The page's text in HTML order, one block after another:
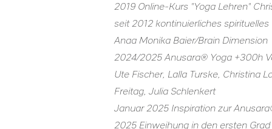
2019 Online-Kurs "Yoga Lehren"
seit 2012 kontinuierliches
Anaa Monika Baier/Brain Dimension
2024/2025 Anusara® Yoga +300h
Ute Fischer, Lalla Turske, Christina
Freitag, Julia Schlenkert
Januar 2025 Inspiration zur
2025 Einweihung in den ersten Grad